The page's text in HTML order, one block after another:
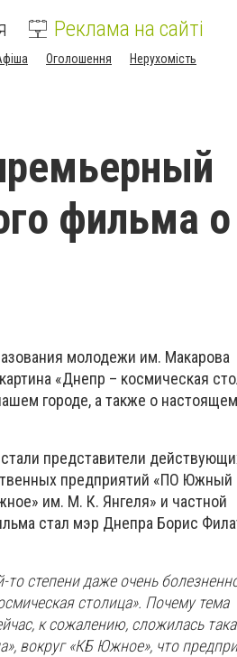
Реклама на сайті
Оголошення Нерухомість
фильма о
молодежи им. Макарова
«Днепр – космическая
городе, а также о
представители
предприятий «ПО Южный
им. М. К. Янгеля» и частной
стал мэр Днепра Борис
степени даже очень
столица». Почему тема
к сожалению, сложилась
вокруг «КБ Южное», что